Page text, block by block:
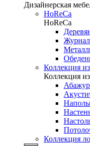
Дизайнерская
HoReCa
HoReCa
Коллекция
Коллекция
Коллекция